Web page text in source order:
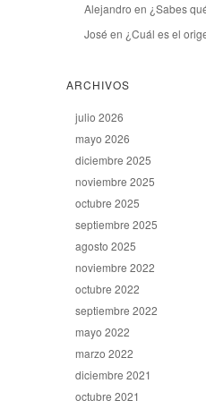
Alejandro en ¿Sabes
José en ¿Cuál es el
ARCHIVOS
julio 2026
mayo 2026
diciembre 2025
noviembre 2025
octubre 2025
septiembre 2025
agosto 2025
noviembre 2022
octubre 2022
septiembre 2022
mayo 2022
marzo 2022
diciembre 2021
octubre 2021